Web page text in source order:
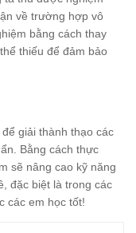
về trường hợp vô
bằng cách thay
thiếu để đảm bảo
giải thành thạo các
Bằng cách thực
sẽ nâng cao kỹ năng
đặc biệt là trong các
các em học tốt!